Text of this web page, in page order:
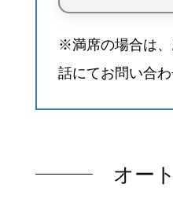
※満席の場合は
話にてお問い合わ
オー